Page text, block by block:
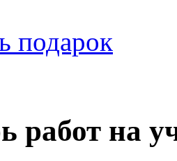
подарок
работ на